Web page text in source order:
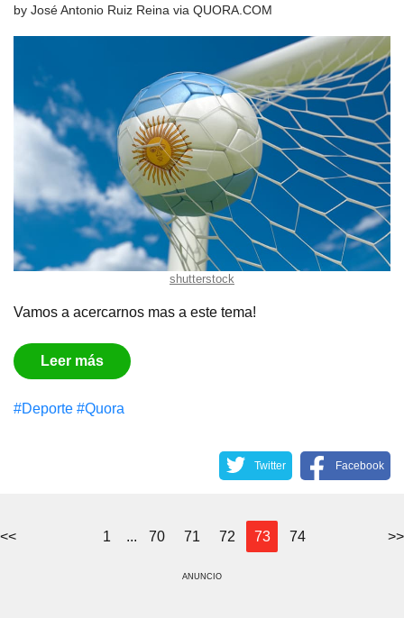
by José Antonio Ruiz Reina via QUORA.COM
shutterstock
Vamos a acercarnos mas a este tema!
Leer más
#Deporte #Quora
Twitter Facebook
<< 1 ... 70 71 72 73 74 >>
ANUNCIO